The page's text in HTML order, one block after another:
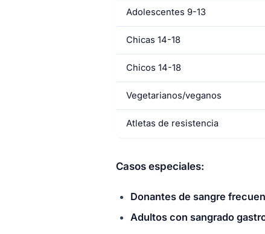
Adolescentes 9-13
Chicas 14-18
Chicos 14-18
Vegetarianos/veganos
Atletas de resistencia
Casos especiales:
Donantes de sangre
Adultos con sangrado